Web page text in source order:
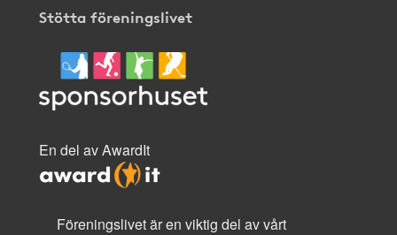
Stötta föreningslivet
En del av AwardIt
Föreningslivet är en viktig del av vårt